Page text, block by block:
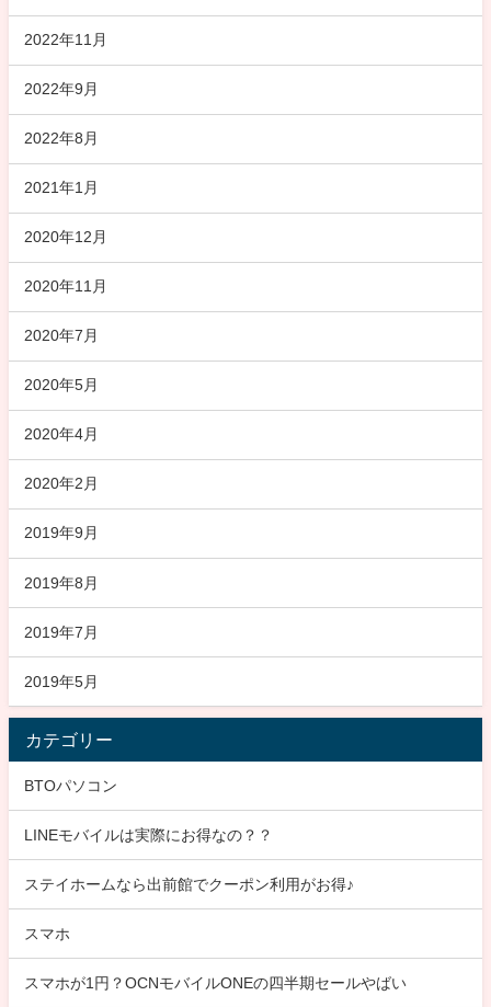
2022年11月
2022年9月
2022年8月
2021年1月
2020年12月
2020年11月
2020年7月
2020年5月
2020年4月
2020年2月
2019年9月
2019年8月
2019年7月
2019年5月
カテゴリー
BTOパソコン
LINEモバイルは実際にお得なの？？
ステイホームなら出前館でクーポン利用がお得♪
スマホ
スマホが1円？OCNモバイルONEの四半期セールやばい